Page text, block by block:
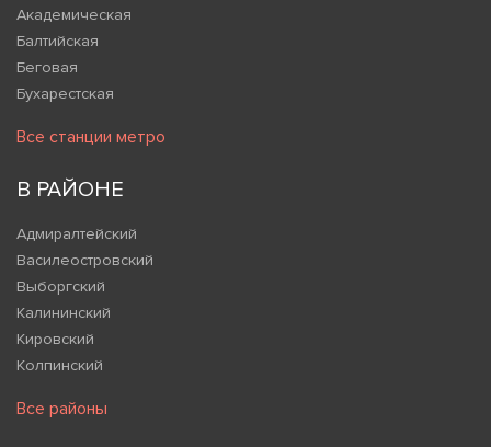
Академическая
Балтийская
Беговая
Бухарестская
Все станции метро
В РАЙОНЕ
Адмиралтейский
Василеостровский
Выборгский
Калининский
Кировский
Колпинский
Все районы